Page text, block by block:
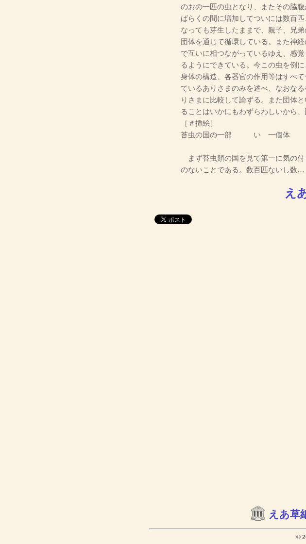
のおの一匹の虫となり、またその脇
ばらくの間に増加してついには数百
なっても芽生したままで、親子、兄
団体を通じて循環している。また神
で互いに相つながっているゆえ、感
るようにできている。今この虫を例
身体の構造、各器官の作用等はすべ
ているありさまのみを述べ、なおな
りさまに比較して論ずる。また団体
ることはいかにもわずらわしいから
［＃挿絵］
苔虫の国の一部 い 一個体
まず苔虫類の国を見て第一に気の
のないことである。数百匹ないし数…
え
えあ草
©